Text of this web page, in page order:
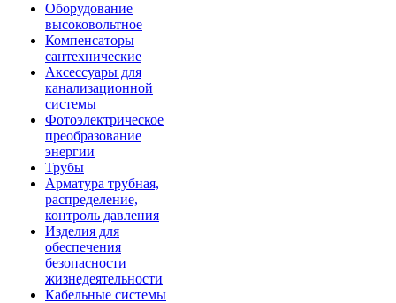
Оборудование
высоковольтное
Компенсаторы
сантехнические
Аксессуары для
канализационной
системы
Фотоэлектрическое
преобразование
энергии
Трубы
Арматура трубная,
распределение,
контроль давления
Изделия для
обеспечения
безопасности
жизнедеятельности
Кабельные системы